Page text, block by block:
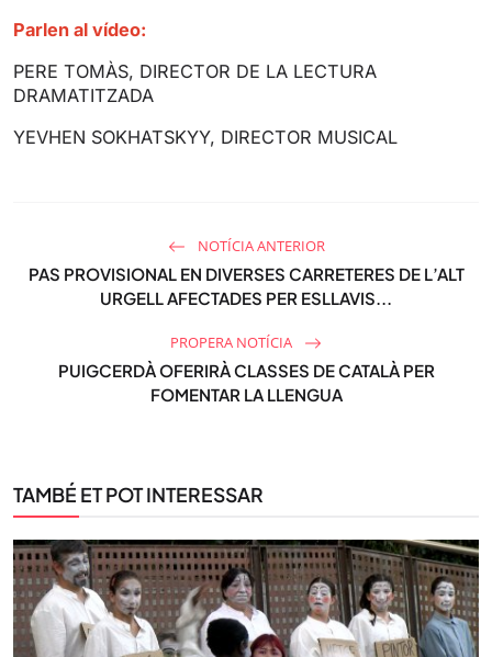
Parlen al vídeo:
PERE TOMÀS, DIRECTOR DE LA LECTURA
DRAMATITZADA
YEVHEN SOKHATSKYY, DIRECTOR MUSICAL
NOTÍCIA ANTERIOR
PAS PROVISIONAL EN DIVERSES CARRETERES DE L’ALT
URGELL AFECTADES PER ESLLAVIS...
PROPERA NOTÍCIA
PUIGCERDÀ OFERIRÀ CLASSES DE CATALÀ PER
FOMENTAR LA LLENGUA
TAMBÉ ET POT INTERESSAR